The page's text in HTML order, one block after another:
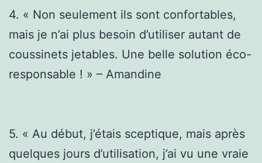
4. « Non seulement ils sont confortables,
mais je n’ai plus besoin d’utiliser autant de
coussinets jetables. Une belle solution éco-
responsable ! » – Amandine
5. « Au début, j’étais sceptique, mais après
quelques jours d’utilisation, j’ai vu une vraie